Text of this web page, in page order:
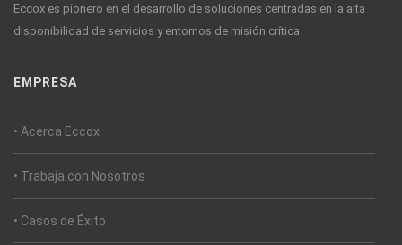
Eccox es pionero en el desarrollo de soluciones centradas en la alta
disponibilidad de servicios y entornos de misión crítica.
EMPRESA
• Acerca Eccox
• Trabaja con Nosotros
• Casos de Éxito